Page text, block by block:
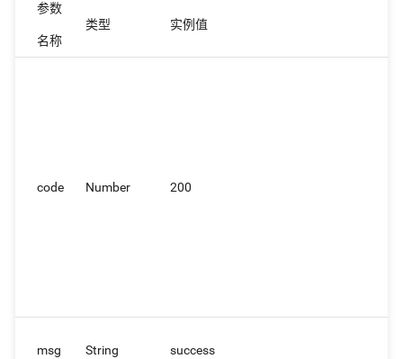
参数
名称
类型 实例值
code Number 200
msg String success